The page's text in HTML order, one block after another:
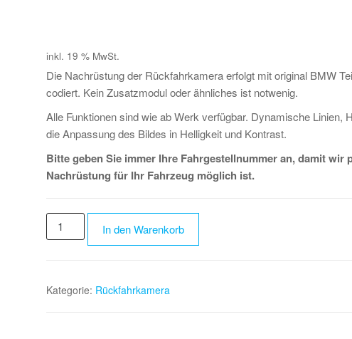
inkl. 19 % MwSt.
Die Nachrüstung der Rückfahrkamera erfolgt mit original BMW
codiert. Kein Zusatzmodul oder ähnliches ist notwenig.
Alle Funktionen sind wie ab Werk verfügbar. Dynamische Linien,
die Anpassung des Bildes in Helligkeit und Kontrast.
Bitte geben Sie immer Ihre Fahrgestellnummer an, damit wir
Nachrüstung für Ihr Fahrzeug möglich ist.
BMW
3er
F3X
In den Warenkorb
Kategorie: Rückfahrkamera